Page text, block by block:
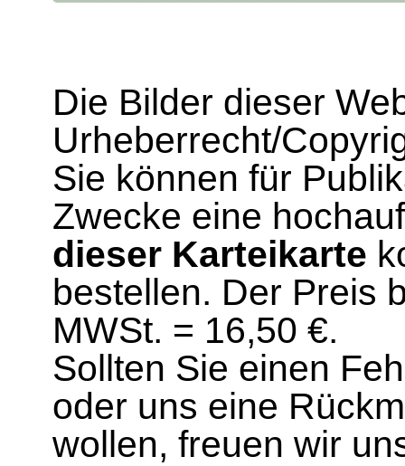
Die Bilder dieser
Urheberrecht/
Sie können für
Zwecke eine
dieser Karteikarte
bestellen. Der Preis
MWSt. = 16,50 €.
Sollten Sie einen
oder uns eine
wollen, freuen wir